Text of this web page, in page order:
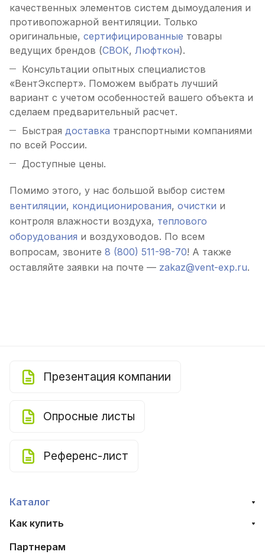
качественных элементов систем дымоудаления и
противопожарной вентиляции. Только
оригинальные, сертифицированные товары
ведущих брендов (СВОК, Люфткон).
Консультации опытных специалистов
«ВентЭксперт». Поможем выбрать лучший
вариант с учетом особенностей вашего объекта и
сделаем предварительный расчет.
Быстрая доставка транспортными компаниями
по всей России.
Доступные цены.
Помимо этого, у нас большой выбор систем
вентиляции, кондиционирования, очистки и
контроля влажности воздуха, теплового
оборудования и воздуховодов. По всем
вопросам, звоните 8 (800) 511-98-70! А также
оставляйте заявки на почте — zakaz@vent-exp.ru.
Презентация компании
Опросные листы
Референс-лист
Каталог
Как купить
Партнерам